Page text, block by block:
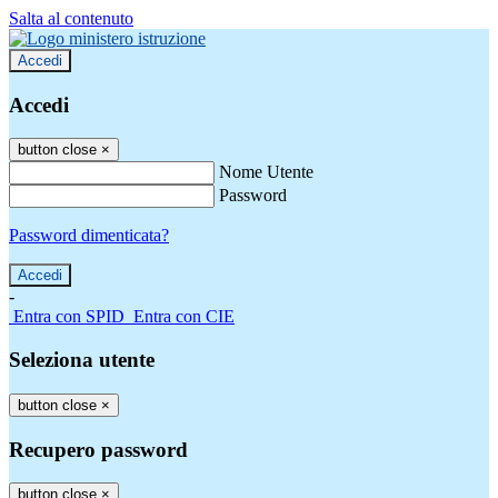
Salta al contenuto
Accedi
Accedi
button close ×
Nome Utente
Password
Password dimenticata?
-
Entra con SPID Entra con CIE
Seleziona utente
button close ×
Recupero password
button close ×